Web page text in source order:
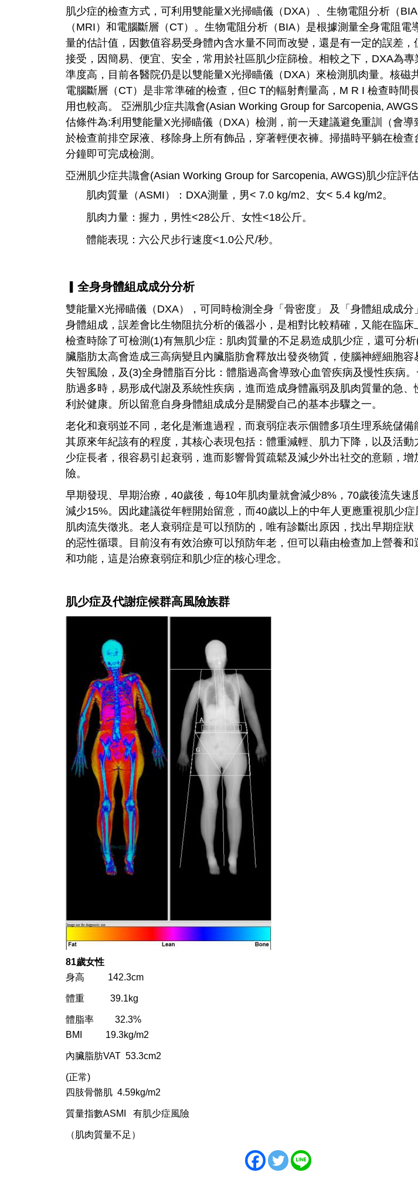
肌少症的檢查方式，可利用雙能量X光掃瞄儀（DXA）、生物電阻分析（
（MRI）和電腦斷層（CT）。生物電阻分析（BIA）是根據測量全身電阻電
量的估計值，因數值容易受身體內含水量不同而改變，還是有一定的誤差，
接受，因簡易、便宜、安全，常用於社區肌少症篩檢。相較之下，DXA為
準度高，目前各醫院仍是以雙能量X光掃瞄儀（DXA）來檢測肌肉量。核磁
電腦斷層（CT）是非常準確的檢查，但C T的輻射劑量高，M R I 檢查時間
用也較高。 亞洲肌少症共識會(Asian Working Group for Sarcopenia,
估條件為:利用雙能量X光掃瞄儀（DXA）檢測，前一天建議避免重訓（會導
於檢查前排空尿液、移除身上所有飾品，穿著輕便衣褲。掃描時平躺在檢查
分鐘即可完成檢測。
亞洲肌少症共識會(Asian Working Group for Sarcopenia, AWGS)肌少症評估
肌肉質量（ASMI）：DXA測量，男< 7.0 kg/m2、女< 5.4 kg/m2。
肌肉力量：握力，男性<28公斤、女性<18公斤。
體能表現：六公尺步行速度<1.0公尺/秒。
▎全身身體組成成分分析
雙能量X光掃瞄儀（DXA），可同時檢測全身「骨密度」 及「身體組成成分
身體組成，誤差會比生物阻抗分析的儀器小，是相對比較精確，又能在臨床
檢查時除了可檢測(1)有無肌少症：肌肉質量的不足易造成肌少症，還可分
臟脂肪太高會造成三高病變且內臟脂肪會釋放出發炎物質，使腦神經細胞容
失智風險，及(3)全身體脂百分比：體脂過高會導致心血管疾病及慢性疾病
肪過多時，易形成代謝及系統性疾病，進而造成身體羸弱及肌肉質量的急、
利於健康。所以留意自身身體組成成分是關愛自己的基本步驟之一。
老化和衰弱並不同，老化是漸進過程，而衰弱症表示個體多項生理系統儲備
其原來年紀該有的程度，其核心表現包括：體重減輕、肌力下降，以及活動
少症長者，很容易引起衰弱，進而影響骨質疏鬆及減少外出社交的意願，增
險。
早期發現、早期治療，40歲後，每10年肌肉量就會減少8%，70歲後流失速
減少15%。因此建議從年輕開始留意，而40歲以上的中年人更應重視肌少
肌肉流失徵兆。老人衰弱症是可以預防的，唯有診斷出原因，找出早期症狀
的惡性循環。目前沒有有效治療可以預防年老，但可以藉由檢查加上營養和
和功能，這是治療衰弱症和肌少症的核心理念。
肌少症及代謝症候群高風險族群
81歲女性
身高 142.3cm
體重 39.1kg
體脂率 32.3%
BMI 19.3kg/m2
內臟脂肪VAT 53.3cm2
(正常)
四肢骨骼肌 4.59kg/m2
質量指數ASMI 有肌少症風險
（肌肉質量不足）